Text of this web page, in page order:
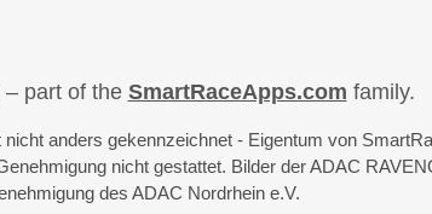
part of the SmartRaceApps.com family.
anders gekennzeichnet - Eigentum von
nicht gestattet. Bilder der ADAC
des ADAC Nordrhein e.V.